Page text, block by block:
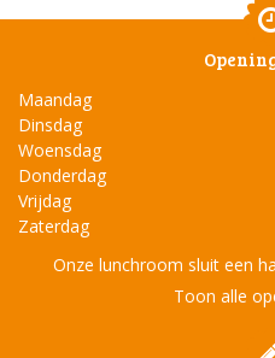
Maandag
Dinsdag
Woensdag
Donderdag
Vrijdag
Zaterdag
Onze lunchroom sluit een
Toon alle